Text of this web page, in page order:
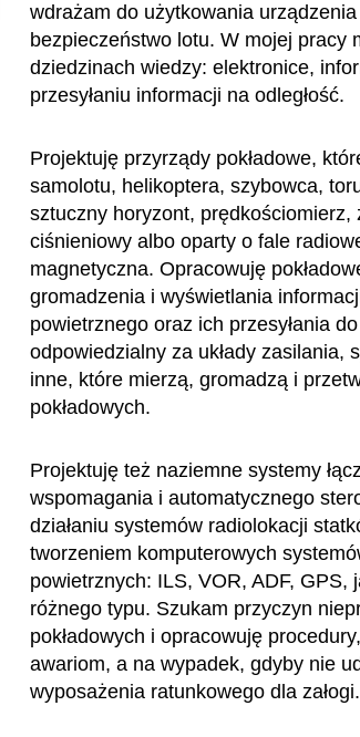
wdrażam do użytkowania
bezpieczeństwo lotu. W mojej pracy
dziedzinach wiedzy: elektronice,
przesyłaniu informacji na odległość.
Projektuję przyrządy pokładowe,
samolotu, helikoptera, szybowca,
sztuczny horyzont,
ciśnieniowy albo oparty o fale
magnetyczna. Opracowuję
gromadzenia i wyświetlania
powietrznego oraz ich przesyłania
odpowiedzialny za układy zasilania,
inne, które mierzą, gromadzą i
pokładowych.
Projektuję też naziemne systemy
wspomagania i automatycznego
działaniu systemów radiolokacji
tworzeniem komputerowych
powietrznych: ILS, VOR, ADF,
różnego typu. Szukam przyczyn
pokładowych i opracowuję
awariom, a na wypadek, gdyby nie
wyposażenia ratunkowego dla załogi.